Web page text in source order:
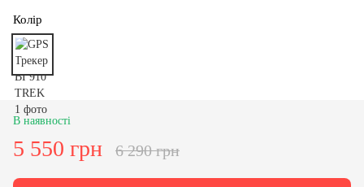
Колір
В наявності
5 550 грн 6 290 грн